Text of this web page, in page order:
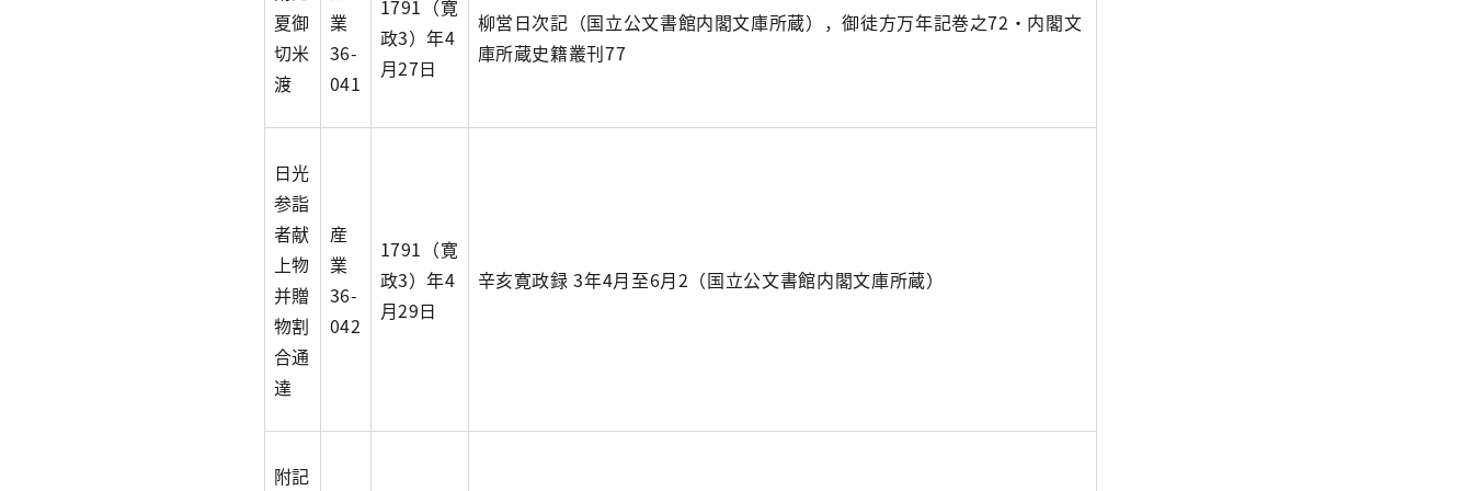
夏御
切米
渡
業
36-
041
1791（寛
政3）年4
月27日
柳営日次記（国立公文書館内閣文庫所蔵），御徒方万年記巻之72・内閣文
庫所蔵史籍叢刊77
日光
参詣
者献
上物
并贈
物割
合通
達
産
業
36-
042
1791（寛
政3）年4
月29日
辛亥寛政録 3年4月至6月2（国立公文書館内閣文庫所蔵）
附記